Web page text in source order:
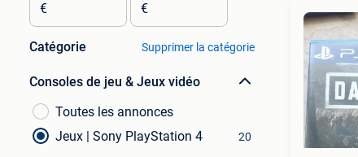
€ €
Catégorie Supprimer la catégorie
Consoles de jeu & Jeux vidéo
Toutes les annonces
Jeux | Sony PlayStation 4
20